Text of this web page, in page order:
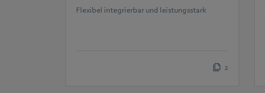
Flexibel integrierbar und leistungsstark
2